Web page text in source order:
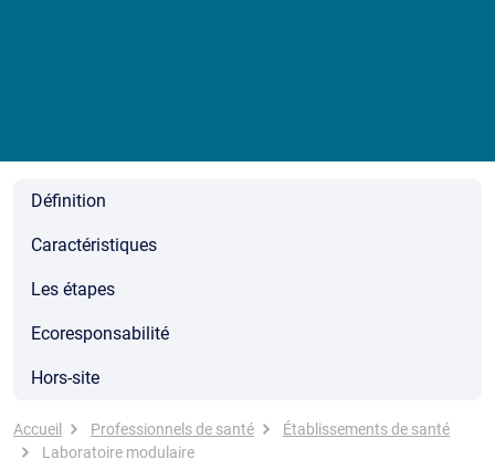
Définition
Caractéristiques
Les étapes
Ecoresponsabilité
Hors-site
Fil d'Ariane
Accueil Professionnels de santé
Établissements de santé
Laboratoire modulaire